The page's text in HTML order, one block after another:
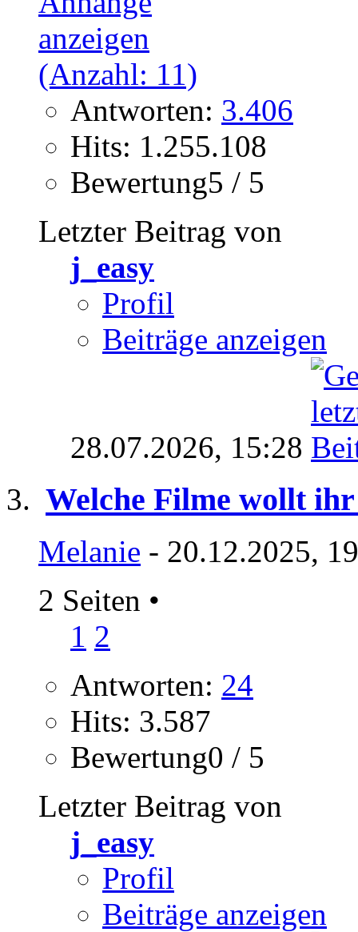
Antworten: 3.406
Hits: 1.255.108
Bewertung5 / 5
Letzter Beitrag von
j_easy
Profil
Beiträge anzeigen
28.07.2026, 15:28
Welche Filme wollt ihr
Melanie - 20.12.2025,
2 Seiten •
1 2
Antworten: 24
Hits: 3.587
Bewertung0 / 5
Letzter Beitrag von
j_easy
Profil
Beiträge anzeigen